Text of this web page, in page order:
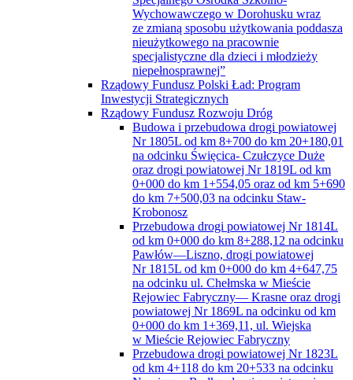
Wychowawczego w Dorohusku wraz
ze zmianą sposobu użytkowania poddasza
nieużytkowego na pracownie
specjalistyczne dla dzieci i młodzieży
niepełnosprawnej”
Rządowy Fundusz Polski Ład: Program
Inwestycji Strategicznych
Rządowy Fundusz Rozwoju Dróg
Budowa i przebudowa drogi powiatowej
Nr 1805L od km 8+700 do km 20+180,01
na odcinku Święcica- Czułczyce Duże
oraz drogi powiatowej Nr 1819L od km
0+000 do km 1+554,05 oraz od km 5+690
do km 7+500,03 na odcinku Staw-
Krobonosz
Przebudowa drogi powiatowej Nr 1814L
od km 0+000 do km 8+288,12 na odcinku
Pawłów—Liszno, drogi powiatowej
Nr 1815L od km 0+000 do km 4+647,75
na odcinku ul. Chełmska w Mieście
Rejowiec Fabryczny— Krasne oraz drogi
powiatowej Nr 1869L na odcinku od km
0+000 do km 1+369,11, ul. Wiejska
w Mieście Rejowiec Fabryczny
Przebudowa drogi powiatowej Nr 1823L
od km 4+118 do km 20+533 na odcinku